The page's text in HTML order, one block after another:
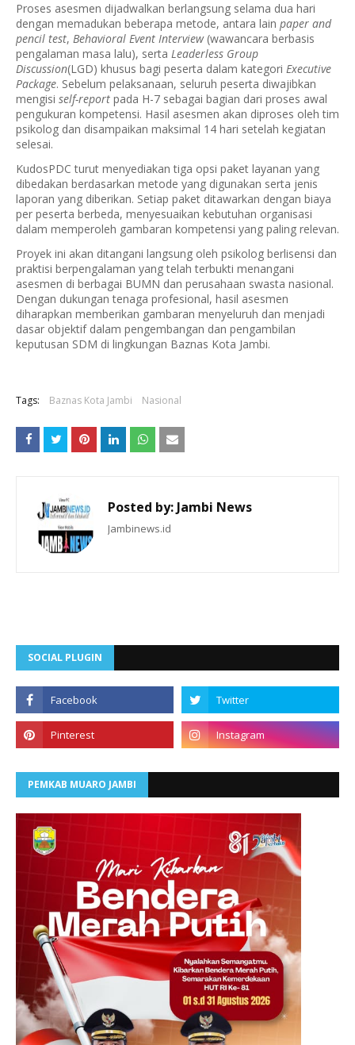
Proses asesmen dijadwalkan berlangsung selama dua hari
dengan memadukan beberapa metode, antara lain paper and
pencil test, Behavioral Event Interview(wawancara berbasis
pengalaman masa lalu), serta Leaderless Group
Discussion(LGD) khusus bagi peserta dalam kategori Executive
Package. Sebelum pelaksanaan, seluruh peserta diwajibkan
mengisi self-report pada H-7 sebagai bagian dari proses awal
pengukuran kompetensi. Hasil asesmen akan diproses oleh tim
psikolog dan disampaikan maksimal 14 hari setelah kegiatan
selesai.
KudosPDC turut menyediakan tiga opsi paket layanan yang
dibedakan berdasarkan metode yang digunakan serta jenis
laporan yang diberikan. Setiap paket ditawarkan dengan biaya
per peserta berbeda, menyesuaikan kebutuhan organisasi
dalam memperoleh gambaran kompetensi yang paling relevan.
Proyek ini akan ditangani langsung oleh psikolog berlisensi dan
praktisi berpengalaman yang telah terbukti menangani
asesmen di berbagai BUMN dan perusahaan swasta nasional.
Dengan dukungan tenaga profesional, hasil asesmen
diharapkan memberikan gambaran menyeluruh dan menjadi
dasar objektif dalam pengembangan dan pengambilan
keputusan SDM di lingkungan Baznas Kota Jambi.
Tags: Baznas Kota Jambi Nasional
Posted by:Jambi News
Jambinews.id
SOCIAL PLUGIN
PEMKAB MUARO JAMBI